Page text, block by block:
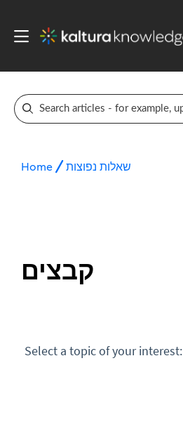
Home שאלות נפוצות
קבצים
Select a topic of your interest: